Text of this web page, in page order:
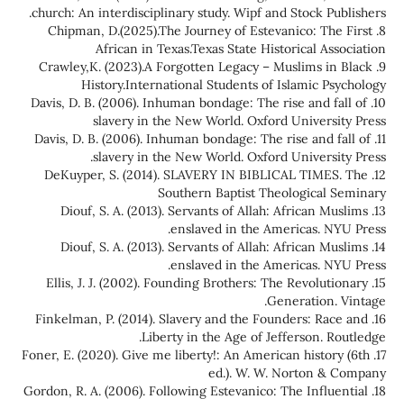
church: An interdisciplinary study. Wipf and Stock Publishers.
8. Chipman, D.(2025).The Journey of Estevanico: The First
African in Texas.Texas State Historical Association
9. Crawley,K. (2023).A Forgotten Legacy – Muslims in Black
History.International Students of Islamic Psychology
10. Davis, D. B. (2006). Inhuman bondage: The rise and fall of
slavery in the New World. Oxford University Press
11. Davis, D. B. (2006). Inhuman bondage: The rise and fall of
slavery in the New World. Oxford University Press.‏
12. DeKuyper, S. (2014). SLAVERY IN BIBLICAL TIMES. The
Southern Baptist Theological Seminary
13. Diouf, S. A. (2013). Servants of Allah: African Muslims
enslaved in the Americas. NYU Press.
14. Diouf, S. A. (2013). Servants of Allah: African Muslims
enslaved in the Americas. NYU Press.
15. Ellis, J. J. (2002). Founding Brothers: The Revolutionary
Generation. Vintage.‏
16. Finkelman, P. (2014). Slavery and the Founders: Race and
Liberty in the Age of Jefferson. Routledge.‏
17. Foner, E. (2020). Give me liberty!: An American history (6th
ed.). W. W. Norton & Company
18. Gordon, R. A. (2006). Following Estevanico: The Influential